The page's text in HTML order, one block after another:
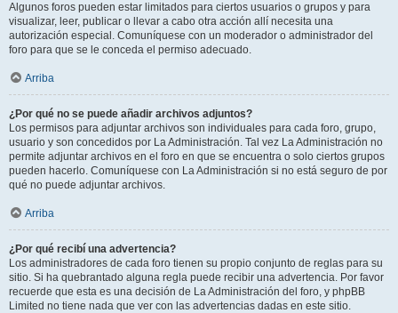
Algunos foros pueden estar limitados para ciertos usuarios o grupos y para
visualizar, leer, publicar o llevar a cabo otra acción allí necesita una
autorización especial. Comuníquese con un moderador o administrador del
foro para que se le conceda el permiso adecuado.
Arriba
¿Por qué no se puede añadir archivos adjuntos?
Los permisos para adjuntar archivos son individuales para cada foro, grupo,
usuario y son concedidos por La Administración. Tal vez La Administración no
permite adjuntar archivos en el foro en que se encuentra o solo ciertos grupos
pueden hacerlo. Comuníquese con La Administración si no está seguro de por
qué no puede adjuntar archivos.
Arriba
¿Por qué recibí una advertencia?
Los administradores de cada foro tienen su propio conjunto de reglas para su
sitio. Si ha quebrantado alguna regla puede recibir una advertencia. Por favor
recuerde que esta es una decisión de La Administración del foro, y phpBB
Limited no tiene nada que ver con las advertencias dadas en este sitio.